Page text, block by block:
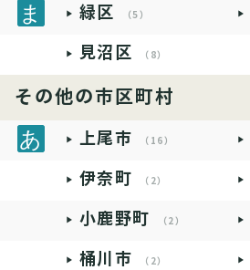
緑区 （5）
見沼区 （8）
その他の市区町村
上尾市 （16）
伊奈町 （2）
小鹿野町 （2）
桶川市 （2）